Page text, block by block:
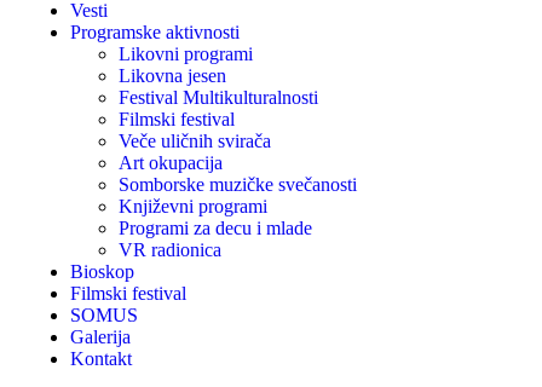
Vesti
Programske aktivnosti
Likovni programi
Likovna jesen
Festival Multikulturalnosti
Filmski festival
Veče uličnih svirača
Art okupacija
Somborske muzičke svečanosti
Književni programi
Programi za decu i mlade
VR radionica
Bioskop
Filmski festival
SOMUS
Galerija
Kontakt